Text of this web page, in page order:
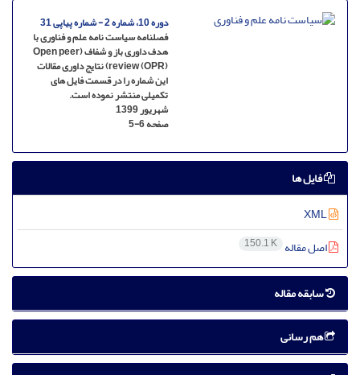
دوره 10، شماره 2 - شماره پیاپی 31
فصلنامه سیاست نامه علم و فناوری با
هدف داوری باز و شفاف (Open peer
review (OPR)) نتایج داوری مقالات
این شماره را در قسمت فایل های
تکمیلی منتشر نموده است.
شهریور 1399
صفحه5-6
فایل ها
اصل مقاله 150.1 K
سابقه مقاله
هم رسانی